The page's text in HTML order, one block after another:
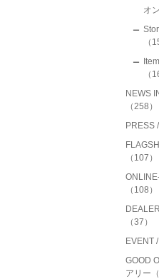
オ
（
（
NEWS
（258）
PRESS
（107）
（108）
（37）
EVENT
GOOD
アリー（